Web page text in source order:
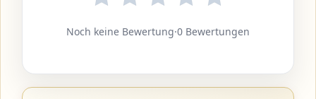
Noch keine Bewertung·0 Bewertungen